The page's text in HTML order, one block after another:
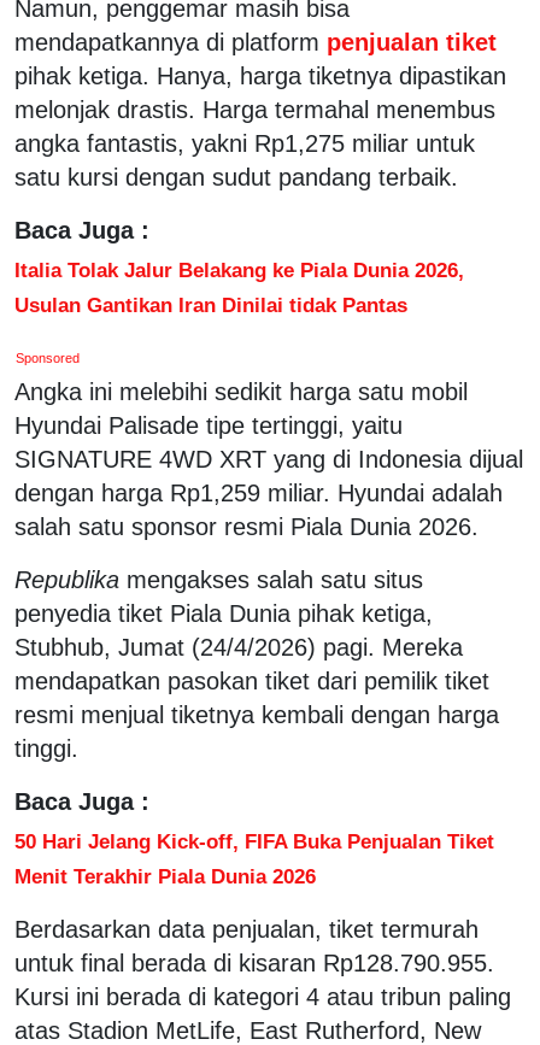
Namun, penggemar masih bisa
mendapatkannya di platform penjualan tiket
pihak ketiga. Hanya, harga tiketnya dipastikan
melonjak drastis. Harga termahal menembus
angka fantastis, yakni Rp1,275 miliar untuk
satu kursi dengan sudut pandang terbaik.
Baca Juga :
Italia Tolak Jalur Belakang ke Piala Dunia 2026,
Usulan Gantikan Iran Dinilai tidak Pantas
Sponsored
Angka ini melebihi sedikit harga satu mobil
Hyundai Palisade tipe tertinggi, yaitu
SIGNATURE 4WD XRT yang di Indonesia dijual
dengan harga Rp1,259 miliar. Hyundai adalah
salah satu sponsor resmi Piala Dunia 2026.
Republika mengakses salah satu situs
penyedia tiket Piala Dunia pihak ketiga,
Stubhub, Jumat (24/4/2026) pagi. Mereka
mendapatkan pasokan tiket dari pemilik tiket
resmi menjual tiketnya kembali dengan harga
tinggi.
Baca Juga :
50 Hari Jelang Kick-off, FIFA Buka Penjualan Tiket
Menit Terakhir Piala Dunia 2026
Berdasarkan data penjualan, tiket termurah
untuk final berada di kisaran Rp128.790.955.
Kursi ini berada di kategori 4 atau tribun paling
atas Stadion MetLife, East Rutherford, New